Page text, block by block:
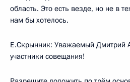
область. Это есть везде, но не в
нам бы хотелось.
Е.Скрынник: Уважаемый Дмитрий
участники совещания!